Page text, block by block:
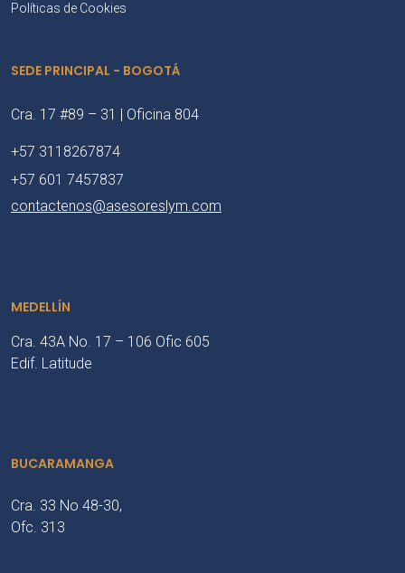
Políticas de Cookies
SEDE PRINCIPAL - BOGOTÁ
Cra. 17 #89 – 31 | Oficina 804
+57 3118267874
+57 601 7457837
contactenos@asesoreslym.com
MEDELLÍN
Cra. 43A No. 17 – 106 Ofic 605
Edif. Latitude
BUCARAMANGA
Cra. 33 No 48-30,
Ofc. 313